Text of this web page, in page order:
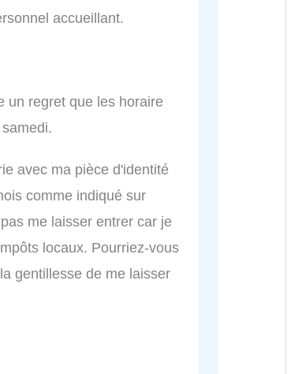
accueillant.
un regret que les horaire
avec ma pièce d'identité
comme indiqué sur
me laisser entrer car je
locaux. Pourriez-vous
gentillesse de me laisser